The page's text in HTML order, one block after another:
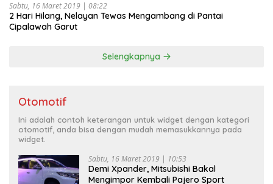
Sabtu, 16 Maret 2019 | 08:22
2 Hari Hilang, Nelayan Tewas Mengambang di Pantai
Cipalawah Garut
Selengkapnya
Otomotif
Ini adalah contoh keterangan untuk widget dengan kategori
otomotif, anda bisa dengan mudah memasukkannya pada
widget.
Sabtu, 16 Maret 2019 | 10:53
Demi Xpander, Mitsubishi Bakal
Mengimpor Kembali Pajero Sport